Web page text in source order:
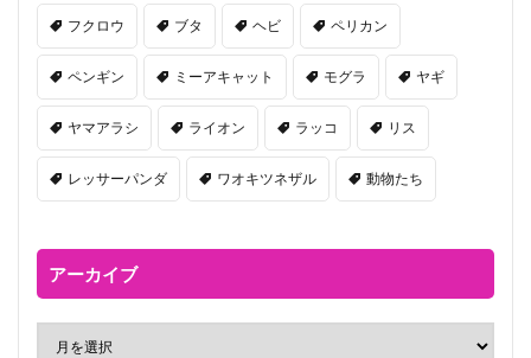
フクロウ ブタ ヘビ ペリカン
ペンギン ミーアキャット モグラ ヤギ
ヤマアラシ ライオン ラッコ リス
レッサーパンダ ワオキツネザル 動物たち
アーカイブ